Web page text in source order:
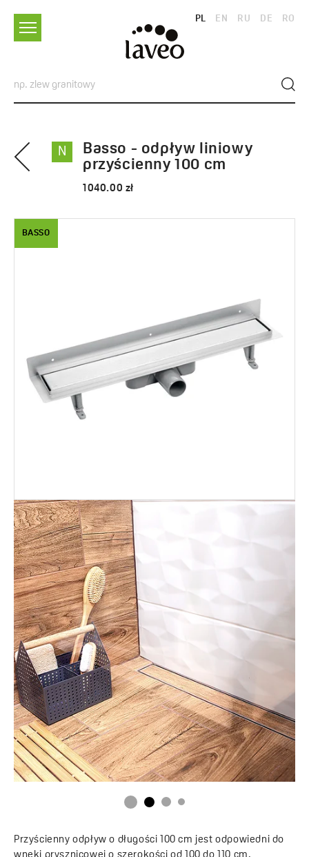
PL EN RU DE RO
N
Basso - odpływ liniowy
przyścienny 100 cm
1040.00 zł
BASSO
Przyścienny odpływ o długości 100 cm jest odpowiedni do